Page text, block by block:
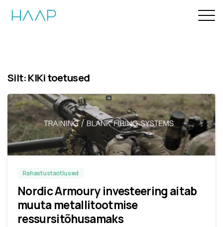
Silt:KIKi toetused
Rahastustaotlused
Nordic Armoury investeering aitab
muuta metallitootmise
ressursitõhusamaks